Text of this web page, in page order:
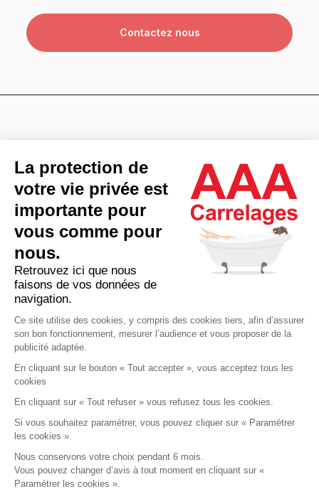
Contactez nous
137 bd. Chanzy
93100 Montreuil Sous-Bois
01 48 51 75 34
Porte de Bagnolet
NOS PRODUITS
Produits généralement stockés
Carrelages
Salle de bain
Cuisine
INSPIRATION
Réalisations
Tendances
INFORMATIONS
Contactez-nous
Notre magasin
La protection de
votre vie privée est
importante pour
vous comme pour
nous.
Retrouvez ici que nous
faisons de vos données de
navigation.
Ce site utilise des cookies, y compris des cookies tiers, afin d’assurer
son bon fonctionnement, mesurer l’audience et vous proposer de la
publicité adaptée.
En cliquant sur le bouton « Tout accepter », vous acceptez tous les
cookies
En cliquant sur « Tout refuser » vous refusez tous les cookies.
Si vous souhaitez paramétrer, vous pouvez cliquer sur « Paramétrer
les cookies ».
Nous conservons votre choix pendant 6 mois.
Vous pouvez changer d’avis à tout moment en cliquant sur «
Paramétrer les cookies ».